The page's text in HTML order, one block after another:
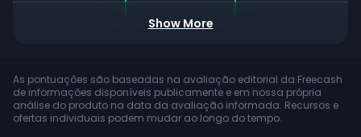
Aplicativo
Mobile
Bônus de
Show More
As pontuações são baseadas na avaliação editorial da Freecash
de informações disponíveis publicamente e em nossa própria
análise do produto na data da avaliação informada. Recursos e
ofertas individuais podem mudar ao longo do tempo.